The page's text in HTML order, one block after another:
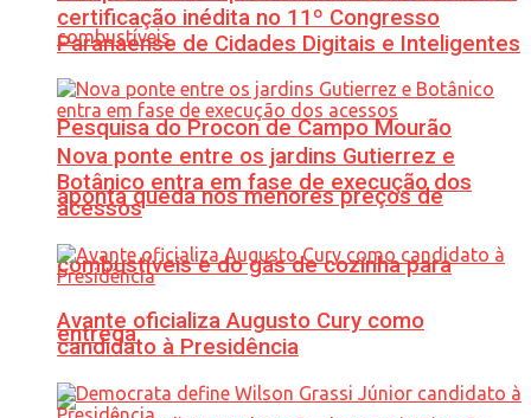
Pesquisa do Procon de Campo Mourão
aponta queda nos menores preços de
combustíveis e do gás de cozinha para
entrega
certificação inédita no 11º Congresso
Paranaense de Cidades Digitais e Inteligentes
Nova ponte entre os jardins Gutierrez e
Botânico entra em fase de execução dos
acessos
Avante oficializa Augusto Cury como
candidato à Presidência